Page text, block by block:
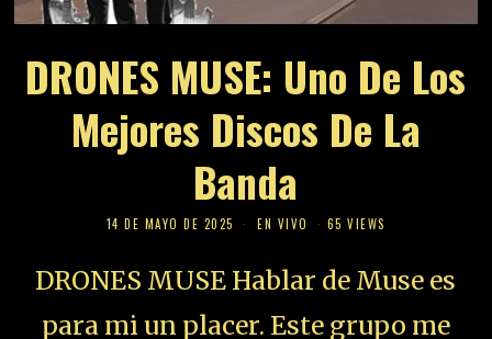
DRONES MUSE: Uno De Los
Mejores Discos De La
Banda
14 DE MAYO DE 2025 EN VIVO 65 VIEWS
DRONES MUSE Hablar de Muse es
para mi un placer. Este grupo me